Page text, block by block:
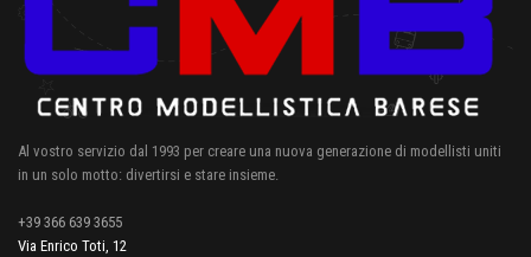
Al vostro servizio dal 1993 per creare una nuova generazione di modellisti uniti
in un solo motto: divertirsi e stare insieme.
+39 366 639 3655
Via Enrico Toti, 12